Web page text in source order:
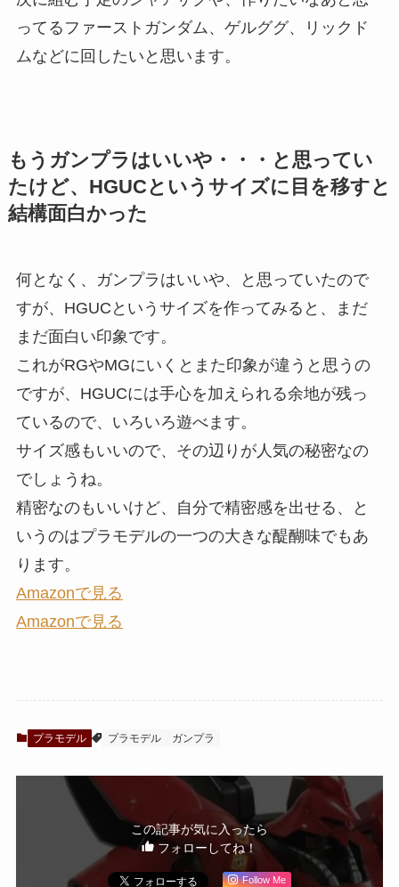
ってるファーストガンダム、ゲルググ、リックド
ムなどに回したいと思います。
もうガンプラはいいや・・・と思ってい
たけど、HGUCというサイズに目を移すと
結構面白かった
何となく、ガンプラはいいや、と思っていたので
すが、HGUCというサイズを作ってみると、まだ
まだ面白い印象です。
これがRGやMGにいくとまた印象が違うと思うの
ですが、HGUCには手心を加えられる余地が残っ
ているので、いろいろ遊べます。
サイズ感もいいので、その辺りが人気の秘密なの
でしょうね。
精密なのもいいけど、自分で精密感を出せる、と
いうのはプラモデルの一つの大きな醍醐味でもあ
ります。
Amazonで見る
Amazonで見る
プラモデル プラモデル ガンプラ
この記事が気に入ったら
フォローしてね！
Follow Me